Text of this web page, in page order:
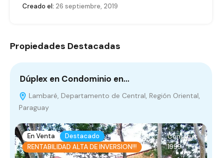
Creado el: 26 septiembre, 2019
Propiedades Destacadas
Dúplex en Condominio en…
Lambaré, Departamento de Central, Región Oriental,
Paraguay
En Venta
Destacado
RENTABILIDAD ALTA DE INVERSION!!!
Construir
1999